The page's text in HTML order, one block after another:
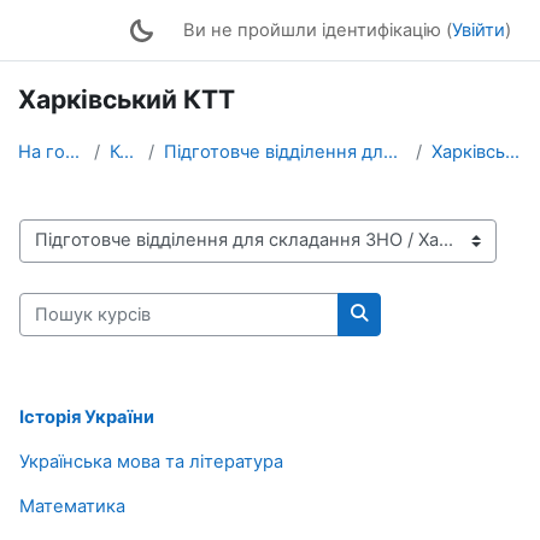
Ви не пройшли ідентифікацію (Увійти)
Харківський КТТ
На головну Курси Підготовче відділення для складання ЗНО Харківський КТТ
Категорії курсів
Пошук курсів
Пошук курсів
Історія України
Українська мова та література
Математика